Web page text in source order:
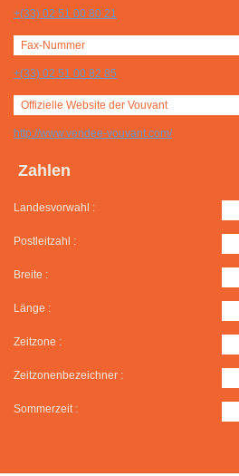
+(33) 02 51 00 80 21
Fax-Nummer
+(33) 02 51 00 82 85
Offizielle Website der Vouvant
http://www.vendee-vouvant.com/
Zahlen
Landesvorwahl :
Postleitzahl :
Breite :
Länge :
Zeitzone :
Zeitzonenbezeichner :
Sommerzeit :